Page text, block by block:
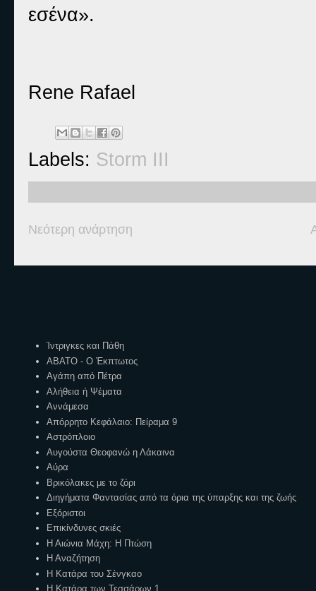
εσένα».
Rene Rafael
Labels: Storm III
Νεότερη ανάρτηση
Ίντριγκες και Πάθη
ΑΒΑΤΟ - Ο Έκπτωτος
Αγάπη από Πέτρα
Αλήθεια ή Ψέματα
Αννάμεσα
Απόρρητο Κεφάλαιο: Πείραμα 9
Αστρόπλοιο
Αυγούστα Θεοφανώ η Λάκαινα
Αύρα
Βρικόλακες με το ζόρι
Διηγήματα Φαντασίας από τα όρια της ύπαρξης και της ζωής
Εξόριστοι
Επικίνδυνες σκιές
Η Αιώνια Μάχη: Η Πτώση
Η Αναζήτηση
Η Κατάρα του Σένγκαο
Η Κατάρα των Τεσσάρων 1